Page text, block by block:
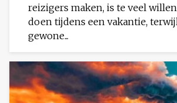
reizigers maken, is te veel
doen tijdens een vakantie,
gewone...